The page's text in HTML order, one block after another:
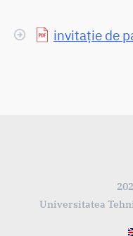
invitație de
Universitatea